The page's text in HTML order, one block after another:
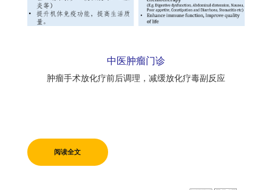
中医肿瘤门诊
肿瘤手术放化疗前后调理，减缓放化疗毒副反应
阅读全文